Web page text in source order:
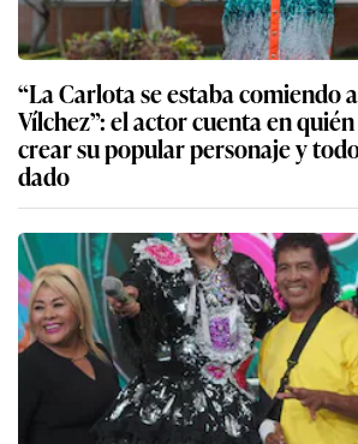
“La Carlota se estaba comiendo
Vílchez”: el actor cuenta en
crear su popular personaje y
dado